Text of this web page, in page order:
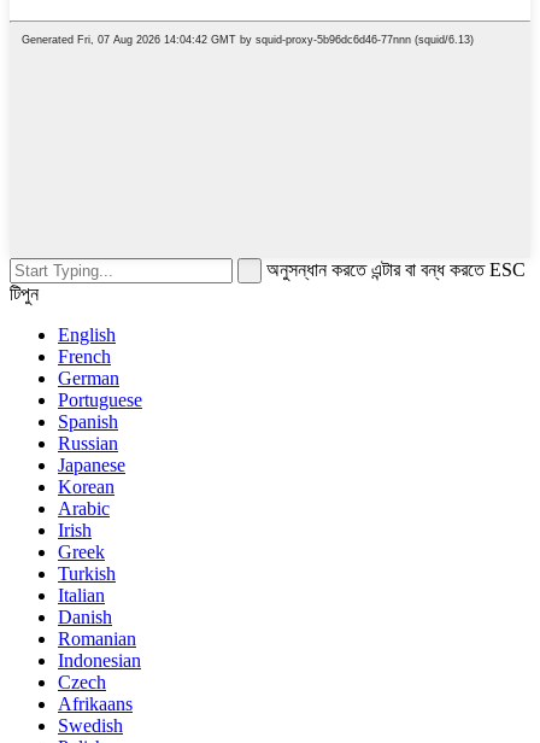
অনুসন্ধান করতে এন্টার বা বন্ধ করতে ESC
টিপুন
English
French
German
Portuguese
Spanish
Russian
Japanese
Korean
Arabic
Irish
Greek
Turkish
Italian
Danish
Romanian
Indonesian
Czech
Afrikaans
Swedish